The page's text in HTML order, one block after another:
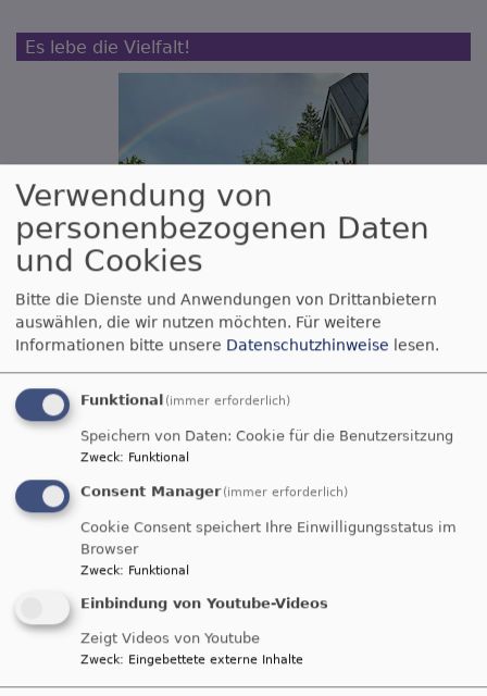
Es lebe die Vielfalt!
Wir suchen einen neuen Vielfaltsbeauftragten
- für Platz und Wertschätzung für die ganze Vielfalt
des Lebens!
(mehr dazu)
Unterstützung im Alltag
...weiterlesen
Verwendung von
personenbezogenen Daten
und Cookies
Bitte die Dienste und Anwendungen von Drittanbietern
auswählen, die wir nutzen möchten. Für weitere
Informationen bitte unsere Datenschutzhinweise lesen.
Funktional (immer erforderlich)
Speichern von Daten: Cookie für die Benutzersitzung
Zweck: Funktional
Consent Manager (immer erforderlich)
Cookie Consent speichert Ihre Einwilligungsstatus im
Browser
Zweck: Funktional
Einbindung von Youtube-Videos
Zeigt Videos von Youtube
Zweck: Eingebettete externe Inhalte